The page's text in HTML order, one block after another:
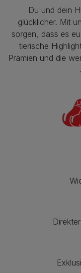
Du und dein
glücklicher. Mit
sorgen, dass es
tierische
Prämien und die